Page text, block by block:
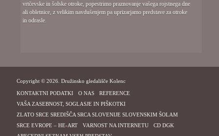
vrtčevske in šolske otroke, popestrimo praznovanje vašega rojstnega dne
ali obletnice, z velikim navdušenjem pa uprizarjamo predstave za otroke
in odrasle.
Copyright © 2026. Družinsko gledališče Kolenc
KONTAKTNI PODATKI O NAS
REFERENCE
VAŠA ZASEBNOST, SOGLASJE IN PIŠKOTKI
ZLATO SRCE SREDIŠČA SRCA SLOVENIJE SLOVENSKIM ŠOLAM
SRCE EVROPE – HE-ART
VARNOST NA INTERNETU
CD DGK